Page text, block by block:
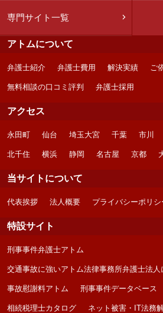
専門サイト一覧
アトムについて
弁護士紹介 弁護士費用 解決実績 ご
無料相談の口コミ評判 弁護士採用
アクセス
永田町 仙台 埼玉大宮 千葉 市川
北千住 横浜 静岡 名古屋 京都
当サイトについて
代表挨拶 法人概要 プライバシーポリシ
特設サイト
刑事事件弁護士アトム
交通事故に強いアトム法律事務所弁護士法人
事故慰謝料アトム 刑事事件データベース
相続税理士カタログ ネット被害・IT法務